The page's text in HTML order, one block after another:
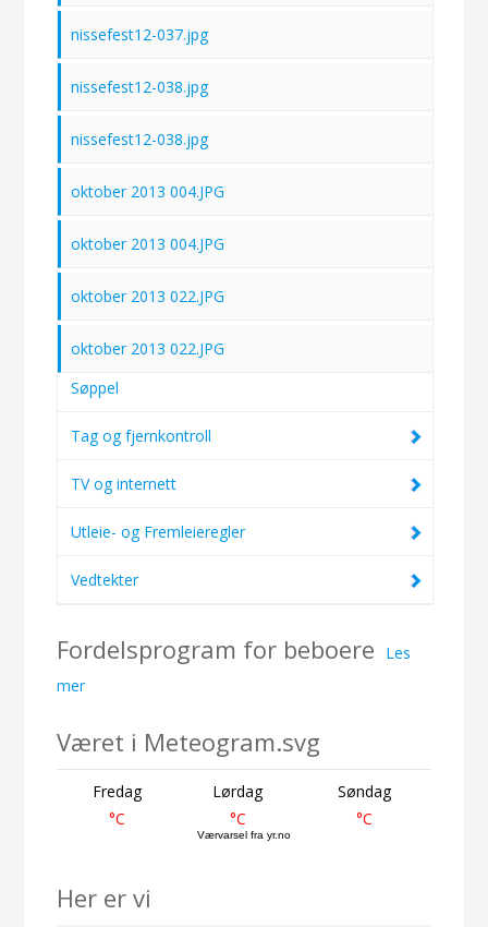
nissefest12-037.jpg
nissefest12-038.jpg
nissefest12-038.jpg
oktober 2013 004.JPG
oktober 2013 004.JPG
oktober 2013 022.JPG
oktober 2013 022.JPG
Søppel
Tag og fjernkontroll
TV og internett
Utleie- og Fremleieregler
Vedtekter
Fordelsprogram for beboere
Les
mer
Været i Meteogram.svg
Fredag
°C
Lørdag
°C
Søndag
°C
Værvarsel fra yr.no
Her er vi